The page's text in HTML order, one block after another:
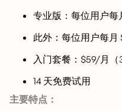
专业版：每位用户每
此外：每位用户每月
入门套餐：$59/月（
14 天免费试用
主要特点：